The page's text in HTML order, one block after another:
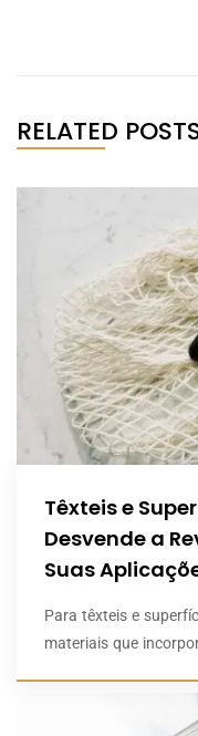
RELATED
Têxteis e
Desvende a
Suas
Para têxteis e
materiais que